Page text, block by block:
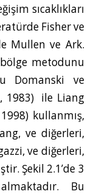
sıcaklıkları
Fisher ve
Mullen ve Ark.
metodunu
Domanski ve
1983) ile Liang
kullanmış,
ve diğerleri,
ve diğerleri,
Şekil 2.1’de 3
Bu